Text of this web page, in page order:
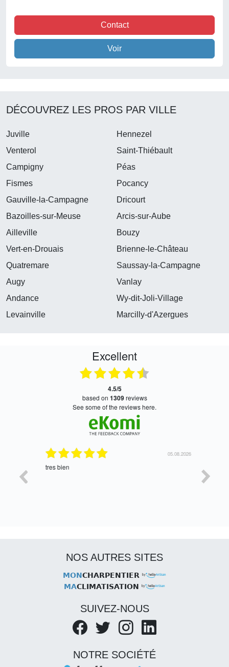
Contact
Voir
DÉCOUVREZ LES PROS PAR VILLE
Juville
Hennezel
Venterol
Saint-Thiébault
Campigny
Péas
Fismes
Pocancy
Gauville-la-Campagne
Dricourt
Bazoilles-sur-Meuse
Arcis-sur-Aube
Ailleville
Bouzy
Vert-en-Drouais
Brienne-le-Château
Quatremare
Saussay-la-Campagne
Augy
Vanlay
Andance
Wy-dit-Joli-Village
Levainville
Marcilly-d'Azergues
Excellent
4.5/5
based on 1309reviews
see some of the reviews here.
05.08.2026
tres bien
NOS AUTRES SITES
MONCHARPENTIER
MACLIMATISATION
SUIVEZ-NOUS
NOTRE SOCIÉTÉ